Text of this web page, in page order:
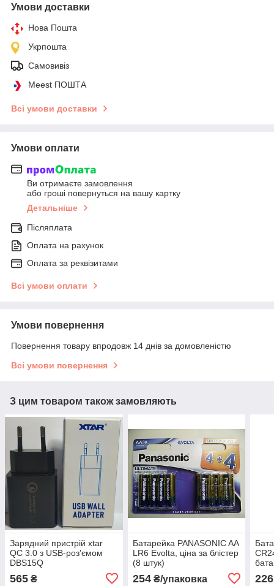
Умови доставки
Нова Пошта
Укрпошта
Самовивіз
Meest ПОШТА
Всі умови доставки
Умови оплати
Ви отримаєте замовлення
або гроші повернуться на вашу картку
Детальніше
Післяплата
Оплата на рахунок
Оплата за реквізитами
Всі умови оплати
Умови повернення
Повернення товару впродовж 14 днів за домовленістю
Всі умови повернення
З цим товаром також замовляють
Зарядний пристрій xtar
QC 3.0 з USB-роз'ємом
DBS15Q
565 ₴
Батарейка PANASONIC AA
LR6 Evolta, ціна за блістер
(8 штук)
254₴/упаковка 226